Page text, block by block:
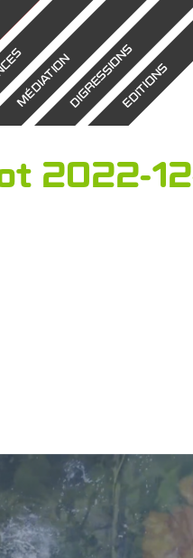
MÉDIATIONDIGRESSIONSEDITIONS
2022-